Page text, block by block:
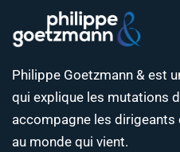
Philippe Goetzmann & est
qui explique les mutations
accompagne les
au monde qui vient.